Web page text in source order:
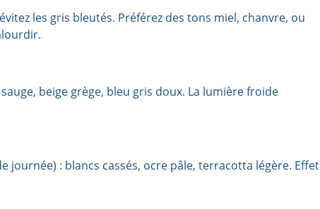
les gris bleutés. Préférez des tons miel, chanvre, ou
beige grège, bleu gris doux. La lumière froide
journée) : blancs cassés, ocre pâle, terracotta légère. Effet